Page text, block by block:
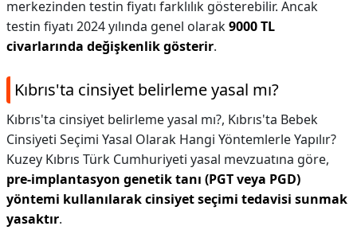
merkezinden testin fiyatı farklılık gösterebilir. Ancak
testin fiyatı 2024 yılında genel olarak9000 TL
civarlarında değişkenlik gösterir.
Kıbrıs'ta cinsiyet belirleme yasal mı?
Kıbrıs'ta cinsiyet belirleme yasal mı?, Kıbrıs'ta Bebek
Cinsiyeti Seçimi Yasal Olarak Hangi Yöntemlerle Yapılır?
Kuzey Kıbrıs Türk Cumhuriyeti yasal mevzuatına göre,
pre-implantasyon genetik tanı (PGT veya PGD)
yöntemi kullanılarak cinsiyet seçimi tedavisi sunmak
yasaktır.